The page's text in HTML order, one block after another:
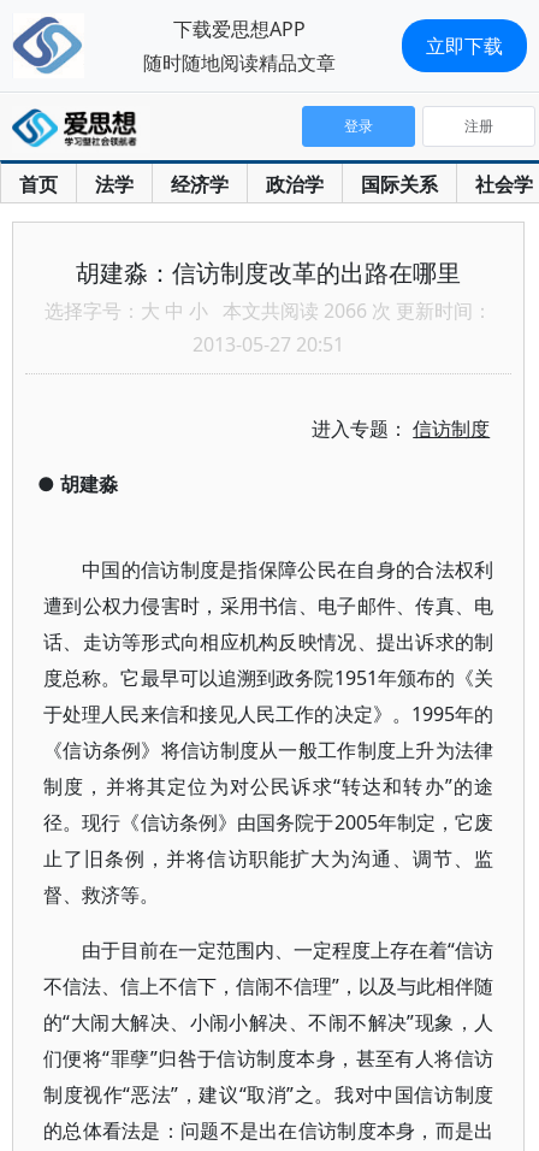
首页 法学 经济学 政治学 国际关系 社会学
登录 注册
胡建淼：信访制度改革的出路在哪里
选择字号： 大 中 小 本文共阅读 2066 次 更新时间：
2013-05-27 20:51
进入专题：信访制度
● 胡建淼
中国的信访制度是指保障公民在自身的合法权利
遭到公权力侵害时，采用书信、电子邮件、传真、电
话、走访等形式向相应机构反映情况、提出诉求的制
度总称。它最早可以追溯到政务院1951年颁布的《关
于处理人民来信和接见人民工作的决定》。1995年的
《信访条例》将信访制度从一般工作制度上升为法律
制度，并将其定位为对公民诉求“转达和转办”的途
径。现行《信访条例》由国务院于2005年制定，它废
止了旧条例，并将信访职能扩大为沟通、调节、监
督、救济等。
由于目前在一定范围内、一定程度上存在着“信访
不信法、信上不信下，信闹不信理”，以及与此相伴随
的“大闹大解决、小闹小解决、不闹不解决”现象，人
们便将“罪孽”归咎于信访制度本身，甚至有人将信访
制度视作“恶法”，建议“取消”之。我对中国信访制度
的总体看法是：问题不是出在信访制度本身，而是出
下载爱思想APP
随时随地阅读精品文章
立即下载